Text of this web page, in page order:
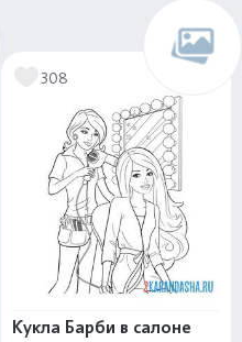
308
Кукла Барби в салоне